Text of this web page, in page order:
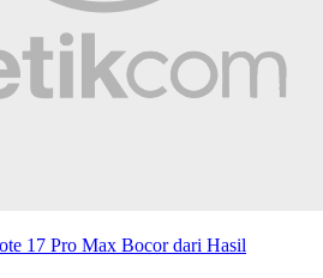
17 Pro Max Bocor dari Hasil